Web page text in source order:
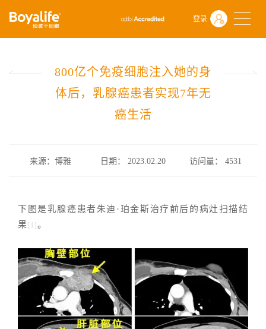
登录
首页 什么是干细胞
前沿动态
800亿个免疫细胞注入她的身体后，乳腺癌患者实现7年无癌生活
800亿个免疫细胞注入她的身
体后，乳腺癌患者实现7年无
癌生活
来源：博雅 日期： 2023.02.20 访问量：4531
下图是乳腺癌患者朱迪·珀金斯治疗前后的病灶扫描结
果 [1] 。